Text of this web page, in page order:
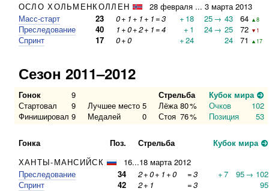
ОСЛО ХОЛЬМЕНКОЛЛЕН
28 февраля ... 3 марта 2013
Масс-старт
23 0+ 1+ 1+ 1=3 + 18 25→ 43 64 ▲8
Преследование 40 1+0+2+ 1=4 + 1 24→ 25 72 ▼1
Спринт 17 0+0 +24 24 71 ▲17
Сезон 2011–2012
Гонок 9 Стрельба
Кубок мира
Стартовал
9 Лучшее место 5 Лёжа 80% Очков
102
Финишировал 9 Медалей 0 Стоя 76% Позиция 53
Гонка Поз. Стрельба
Кубок мира
ХАНТЫ-МАНСИЙСК
16...18 марта 2012
Преследование
34 2+0+ 1+0 =3 +7 95→ 102
Спринт
42 2+ 1 =3
95